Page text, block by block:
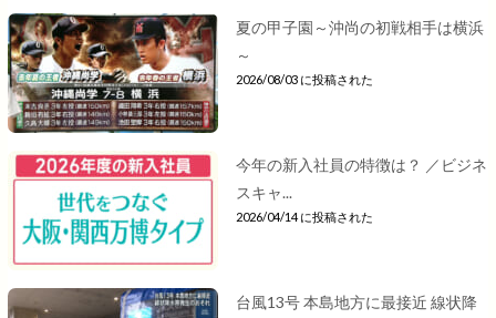
夏の甲子園～沖尚の初戦相手は横浜
～
2026/08/03 に投稿された
今年の新入社員の特徴は？ ／ビジネ
スキャ...
2026/04/14 に投稿された
台風13号 本島地方に最接近 線状降